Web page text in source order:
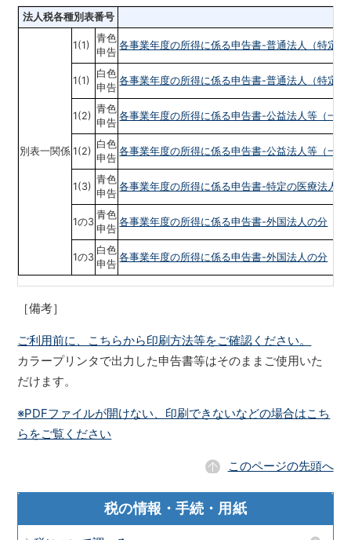
法人税各種別表番号
別表一関係
1(1)
青色
申告
各事業年度の所得に係る申告書-普通法人（特定
1(1)
白色
申告
各事業年度の所得に係る申告書-普通法人（特定
1(2)
青色
申告
各事業年度の所得に係る申告書-公益法人等（一
1(2)
白色
申告
各事業年度の所得に係る申告書-公益法人等（一
1(3)
青色
申告
各事業年度の所得に係る申告書-特定の医療法人の
1の3
青色
申告
各事業年度の所得に係る申告書-外国法人の分
1の3
白色
申告
各事業年度の所得に係る申告書-外国法人の分
［備考］
ご利用前に、こちらから印刷方法等をご確認ください。
カラープリンタで出力した申告書等はそのままご使用いた
だけます。
※PDFファイルが開けない、印刷できないなどの場合はこち
らをご覧ください
このページの先頭へ
税の情報・手続・用紙